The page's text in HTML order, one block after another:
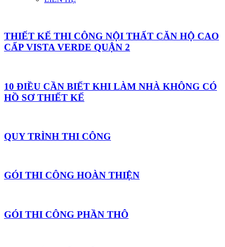
THIẾT KẾ THI CÔNG NỘI THẤT CĂN HỘ CAO
CẤP VISTA VERDE QUẬN 2
10 ĐIỀU CẦN BIẾT KHI LÀM NHÀ KHÔNG CÓ
HỒ SƠ THIẾT KẾ
QUY TRÌNH THI CÔNG
GÓI THI CÔNG HOÀN THIỆN
GÓI THI CÔNG PHẦN THÔ